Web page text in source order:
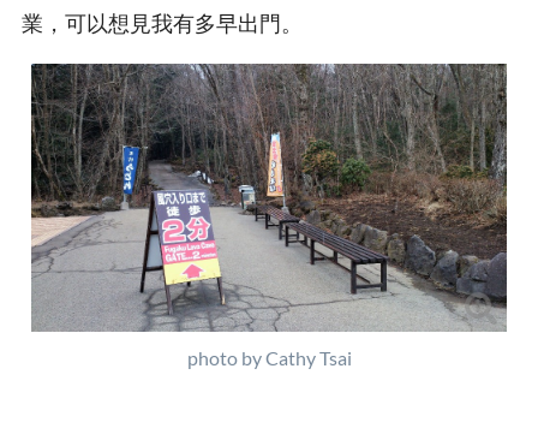
業，可以想見我有多早出門。
photo by Cathy Tsai